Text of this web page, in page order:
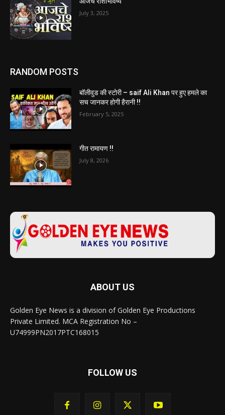
July 3, 2025
RANDOM POSTS
बॉलीवुड की स्टोरी – saif Ali Khan पर हुए हमले का
सच जानकर होगी हैरानी !!
February 5, 2025
गीत रामायण !!
July 8, 2026
ABOUT US
Golden Eye News is a division of Golden Eye Productions
Private Limited. MCA Registration No –
U74999PN2017PTC168015
FOLLOW US